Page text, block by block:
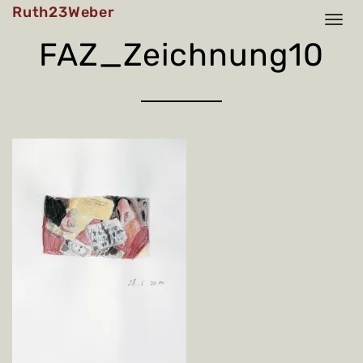
Skip
content
Ruth23Weber
FAZ_Zeichnung10